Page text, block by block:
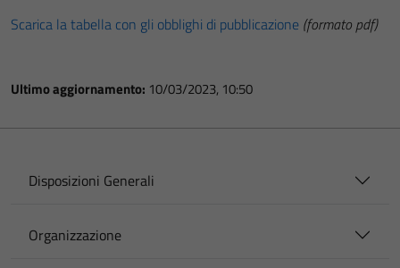
Scarica la tabella con gli obblighi di pubblicazione (formato pdf)
Ultimo aggiornamento: 10/03/2023, 10:50
Disposizioni Generali
Organizzazione